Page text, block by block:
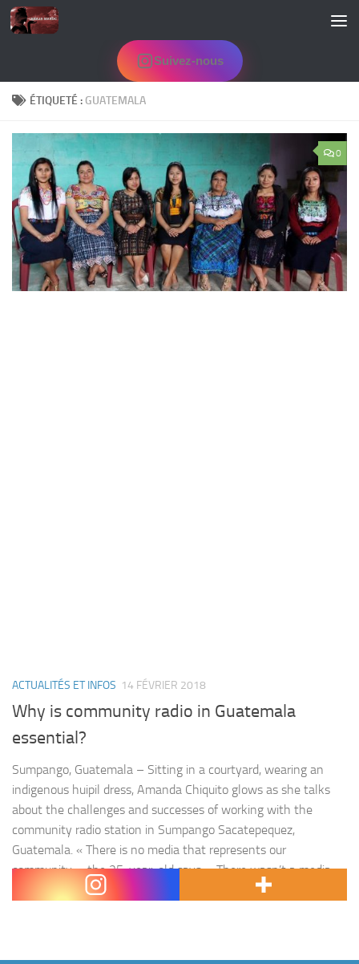
Skip to content
Suivez-nous
ÉTIQUETÉ : GUATEMALA
0
ACTUALITÉS ET INFOS 14 FÉVRIER 2018
Why is community radio in Guatemala
essential?
Sumpango, Guatemala – Sitting in a courtyard, wearing an
indigenous huipil dress, Amanda Chiquito glows as she talks
about the challenges and successes of working with the
community radio station in Sumpango Sacatepequez,
Guatemala. « There is no media that represents our
community, » the 25-year-old says. « There wasn’t a media
outlet that could inform us and…